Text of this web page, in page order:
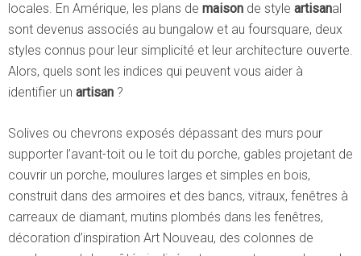
locales. En Amérique, les plans de maison de style artisanal
sont devenus associés au bungalow et au foursquare, deux
styles connus pour leur simplicité et leur architecture ouverte.
Alors, quels sont les indices qui peuvent vous aider à
identifier un artisan ?
Solives ou chevrons exposés dépassant des murs pour
supporter l’avant-toit ou le toit du porche, gables projetant de
couvrir un porche, moulures larges et simples en bois,
construit dans des armoires et des bancs, vitraux, fenêtres à
carreaux de diamant, mutins plombés dans les fenêtres,
décoration d’inspiration Art Nouveau, des colonnes de